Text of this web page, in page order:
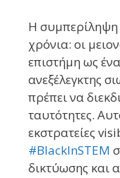
Η συμπερίληψη
χρόνια: οι
επιστήμη ως
ανεξέλεγκτης
πρέπει να
ταυτότητες.
εκστρατείες
#BlackInSTEM
δικτύωσης και